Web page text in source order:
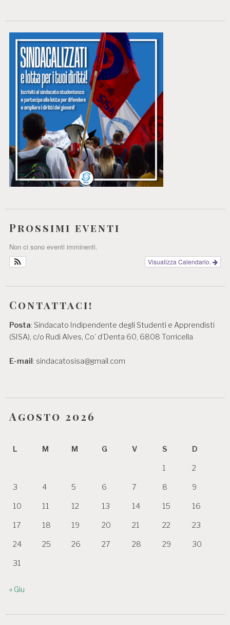
Prossimi eventi
Non ci sono eventi imminenti.
Visualizza Calendario.
Contattaci!
Posta: Sindacato Indipendente degli Studenti e Apprendisti
(SISA), c/o Rudi Alves, Co’ d’Denta 60, 6808 Torricella
E-mail: sindacatosisa@gmail.com
Agosto 2026
L M M G V S D
1 2
3 4 5 6 7 8 9
10 11 12 13 14 15 16
17 18 19 20 21 22 23
24 25 26 27 28 29 30
31
« Giu